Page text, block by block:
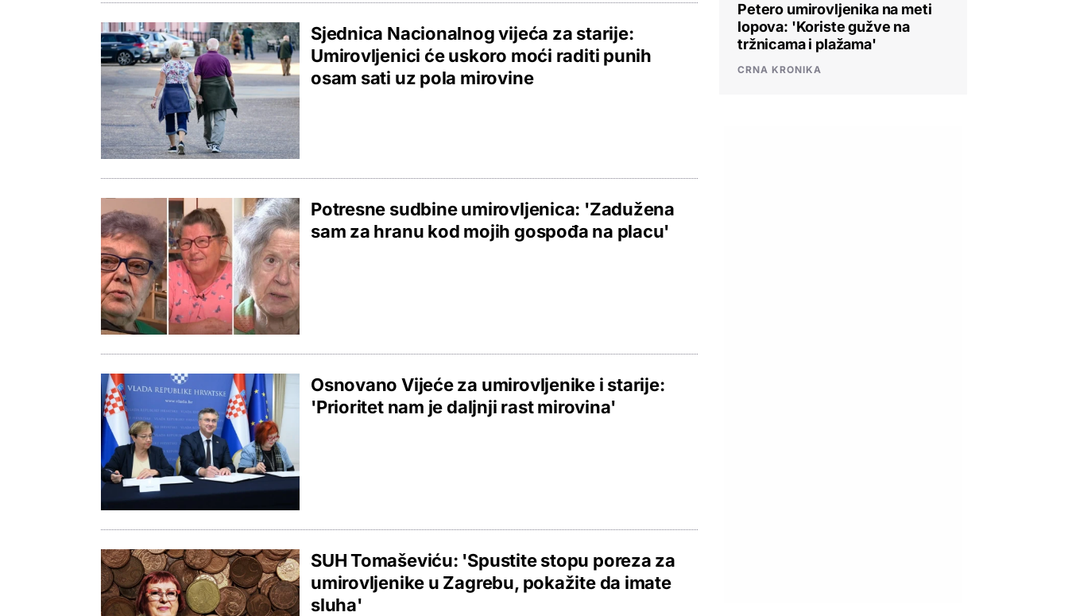
Sjednica Nacionalnog vijeća za starije:
Umirovljenici će uskoro moći raditi punih
osam sati uz pola mirovine
Potresne sudbine umirovljenica: 'Zadužena
sam za hranu kod mojih gospođa na placu'
Osnovano Vijeće za umirovljenike i starije:
'Prioritet nam je daljnji rast mirovina'
SUH Tomaševiću: 'Spustite stopu poreza za
umirovljenike u Zagrebu, pokažite da imate
sluha'
Petero umirovljenika na meti
lopova: 'Koriste gužve na
tržnicama i plažama'
CRNA KRONIKA